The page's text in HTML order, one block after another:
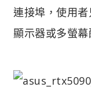
連接埠，使用
顯示器或多螢